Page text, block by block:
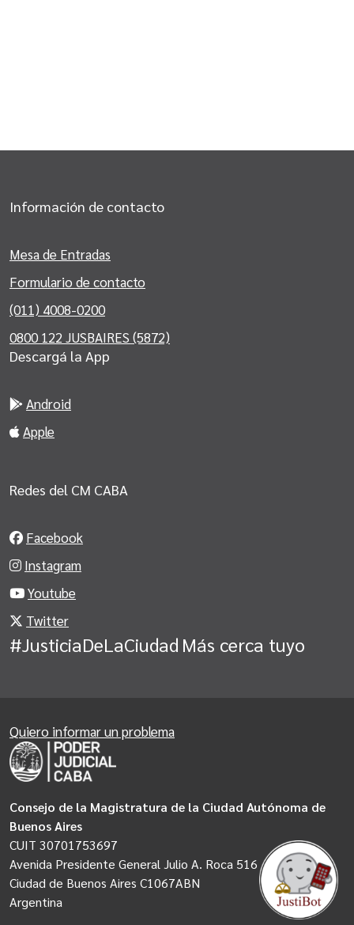
Información de contacto
Mesa de Entradas
Formulario de contacto
(011) 4008-0200
0800 122 JUSBAIRES (5872)
Descargá la App
Android
Apple
Redes del CM CABA
Facebook
Instagram
Youtube
Twitter
#JusticiaDeLaCiudad Más cerca tuyo
Consejo de la Magistratura de la Ciudad Autónoma de
Buenos Aires
CUIT 30701753697
Avenida Presidente General Julio A. Roca 516
Ciudad de Buenos Aires C1067ABN
Argentina
Quiero informar un problema